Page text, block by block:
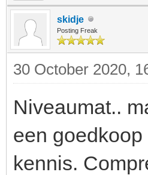
skidje
Posting Freak
30 October 2020,
Niveaumat..
een
kennis.